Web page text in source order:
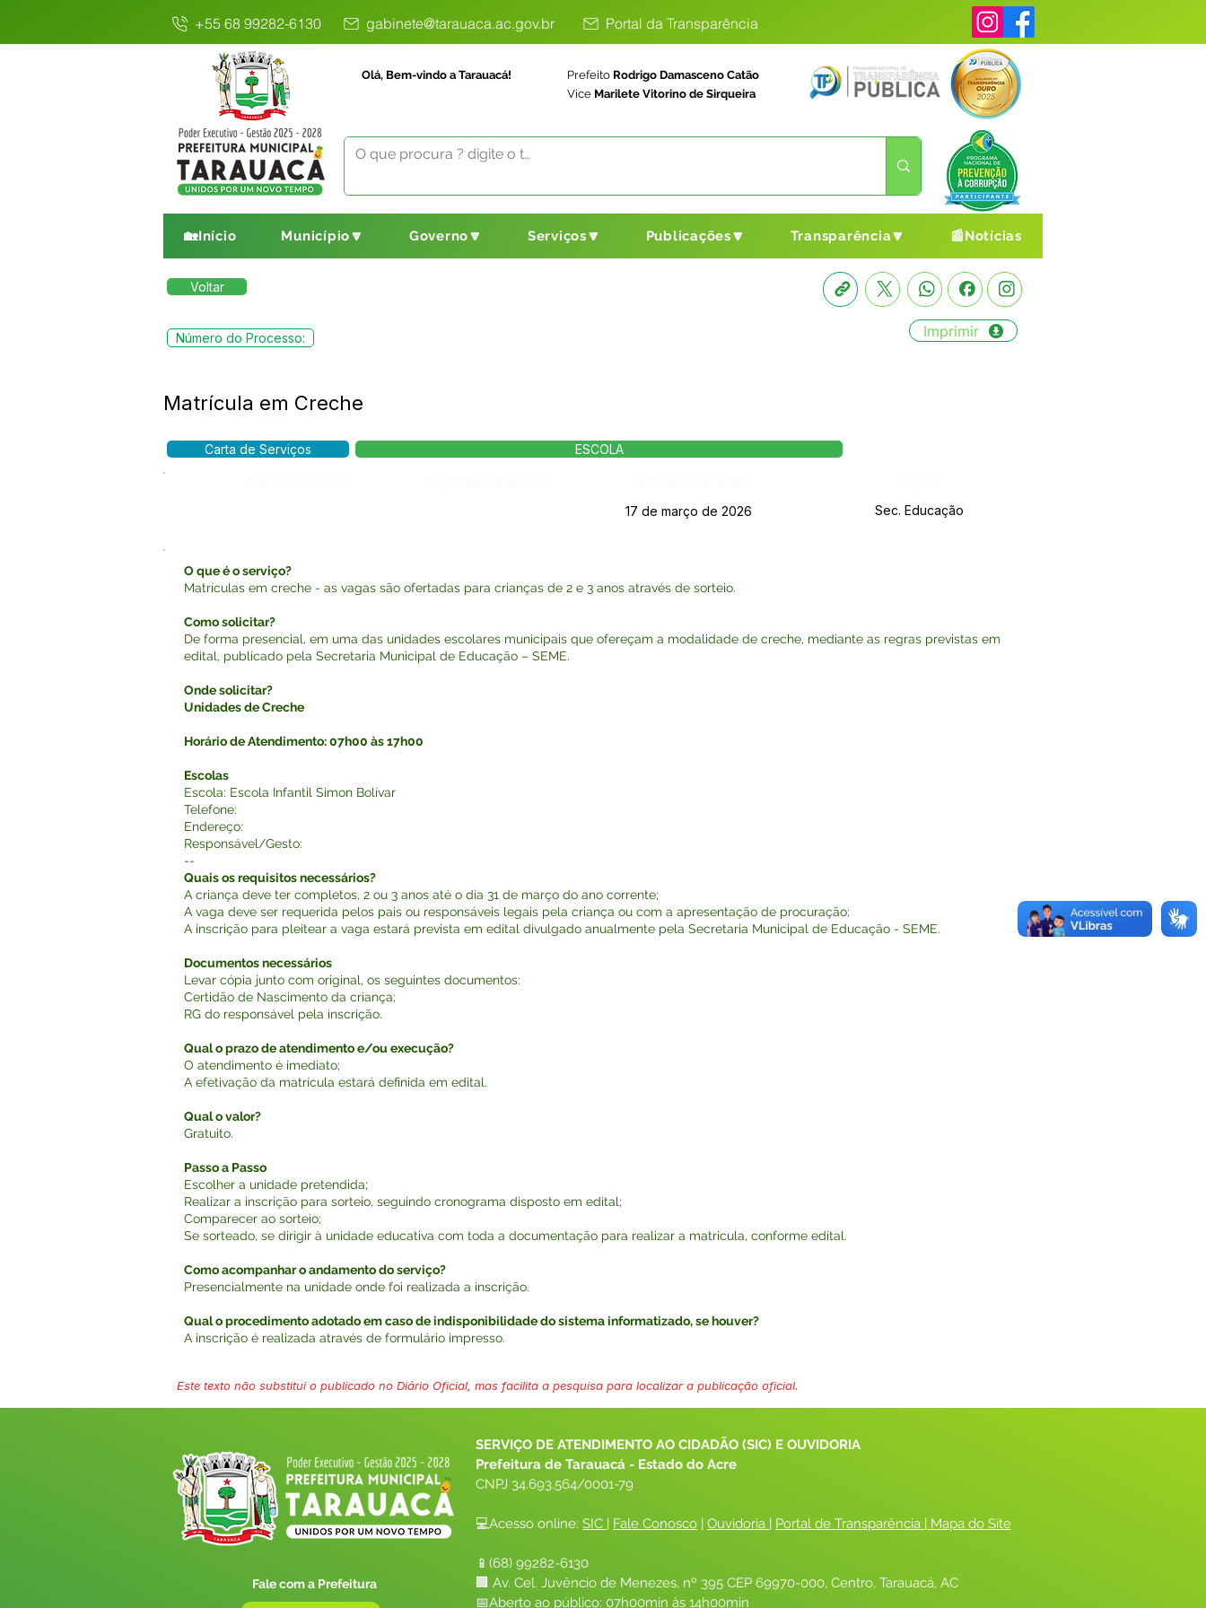
+55 68 99282-6130 gabinete@tarauaca.ac.gov.br Portal da Transparência
Olá, Bem-vindo a Tarauacá! Prefeito Rodrigo Damasceno Catão
Vice Marilete Vitorino de Sirqueira
🏡Início Município🔽 Governo🔽 Serviços🔽 Publicações🔽 Transparência🔽 📰Notícias
Voltar
Número do Processo: Imprimir
Matrícula em Creche
Carta de Serviços ESCOLA
17 de março de 2026
Sec. Educação
O que é o serviço?
Matrículas em creche - as vagas são ofertadas para crianças de 2 e 3 anos através de sorteio.
Como solicitar?
De forma presencial, em uma das unidades escolares municipais que ofereçam a modalidade de creche, mediante as regras previstas em
edital, publicado pela Secretaria Municipal de Educação – SEME.
Onde solicitar?
Unidades de Creche
Horário de Atendimento: 07h00 às 17h00
Escolas
Escola: Escola Infantil Simon Bolívar
Telefone:
Endereço:
Responsável/Gesto:
--
Quais os requisitos necessários?
A criança deve ter completos, 2 ou 3 anos até o dia 31 de março do ano corrente;
A vaga deve ser requerida pelos pais ou responsáveis legais pela criança ou com a apresentação de procuração;
A inscrição para pleitear a vaga estará prevista em edital divulgado anualmente pela Secretaria Municipal de Educação - SEME.
Documentos necessários
Levar cópia junto com original, os seguintes documentos:
Certidão de Nascimento da criança;
RG do responsável pela inscrição.
Qual o prazo de atendimento e/ou execução?
O atendimento é imediato;
A efetivação da matrícula estará definida em edital.
Qual o valor?
Gratuito.
Passo a Passo
Escolher a unidade pretendida;
Realizar a inscrição para sorteio, seguindo cronograma disposto em edital;
Comparecer ao sorteio;
Se sorteado, se dirigir à unidade educativa com toda a documentação para realizar a matricula, conforme edital.
Como acompanhar o andamento do serviço?
Presencialmente na unidade onde foi realizada a inscrição.
Qual o procedimento adotado em caso de indisponibilidade do sistema informatizado, se houver?
A inscrição é realizada através de formulário impresso.
Este texto não substitui o publicado no Diário Oficial, mas facilita a pesquisa para localizar a publicação oficial.
Fale com a Prefeitura
SERVIÇO DE ATENDIMENTO AO CIDADÃO (SIC) E OUVIDORIA
Prefeitura de Tarauacá - Estado do Acre
CNPJ 34.693.564/0001-79
💻Acesso online: SIC | Fale Conosco | Ouvidoria | Portal de Transparência | Mapa do Site
📱(68) 99282-6130
🏢 Av. Cel. Juvêncio de Menezes, nº 395 CEP 69970-000, Centro, Tarauacá, AC
📅Aberto ao público: 07h00min às 14h00min